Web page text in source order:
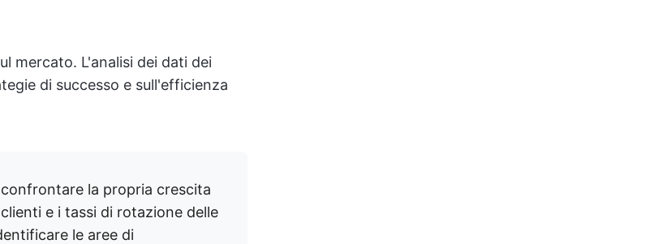
mercato. L'analisi dei dati dei
di successo e sull'efficienza
la propria crescita
e i tassi di rotazione delle
le aree di